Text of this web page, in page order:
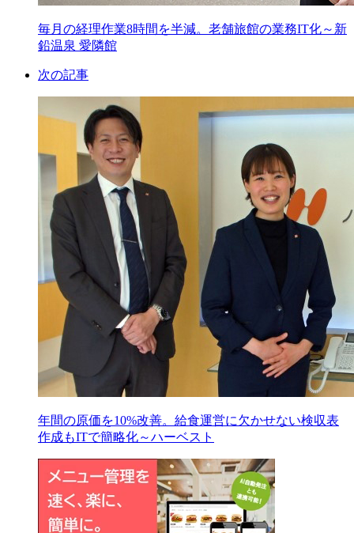
毎月の経理作業8時間を半減。老舗旅館の業務IT化～新
鉛温泉 愛隣館
次の記事
年間の原価を10%改善。給食運営に欠かせない検収表
作成もITで簡略化～ハーベスト